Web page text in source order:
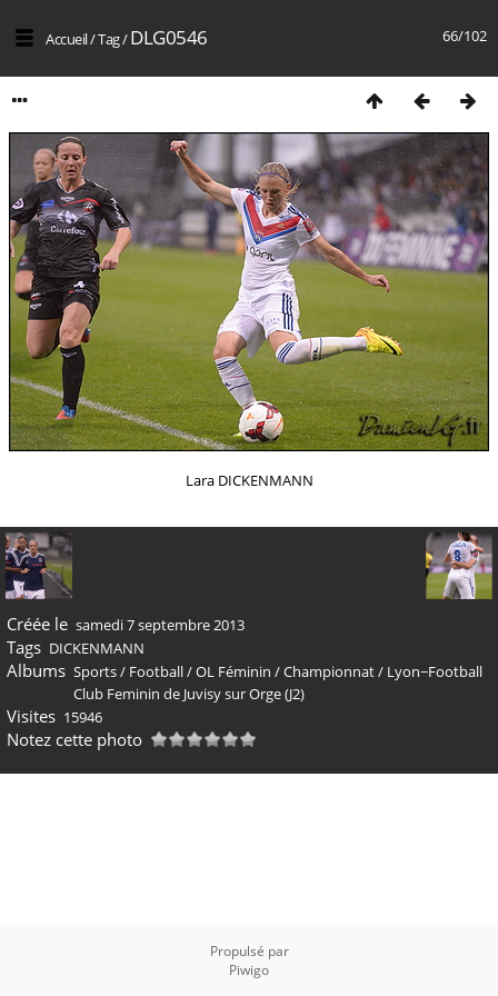
66/102
Accueil/Tag/DLG0546
Lara DICKENMANN
Créée le samedi 7 septembre 2013
Tags DICKENMANN
Albums Sports/ Football/OL Féminin /Championnat/ Lyon−Football
Club Feminin de Juvisy sur Orge (J2)
Visites 15946
Notez cette photo
Propulsé par
Piwigo